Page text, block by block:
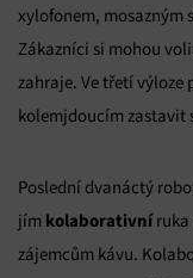
xylofonem, mosazným
Zákazníci si mohou
zahraje. Ve třetí
kolemjdoucím zastavit
Poslední dvanáctý
jím kolaborativníruka
zájemcům kávu.